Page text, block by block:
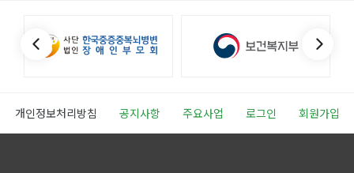
개인정보처리방침 공지사항 주요사업 로그인 회원가입